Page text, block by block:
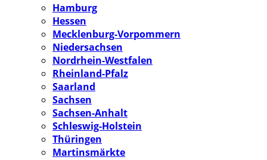
Hamburg
Hessen
Mecklenburg-Vorpommern
Niedersachsen
Nordrhein-Westfalen
Rheinland-Pfalz
Saarland
Sachsen
Sachsen-Anhalt
Schleswig-Holstein
Thüringen
Martinsmärkte